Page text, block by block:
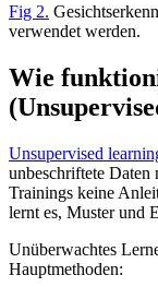
Fig 2.
verwendet werden.
Wie
Unsupervised
unbeschriftete Daten
Trainings keine
lernt es, Muster und
Unüberwachtes
Hauptmethoden: